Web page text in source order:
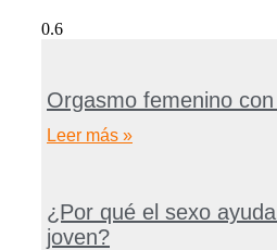
Orgasmo femenino con
Leer más »
¿Por qué el sexo
joven?